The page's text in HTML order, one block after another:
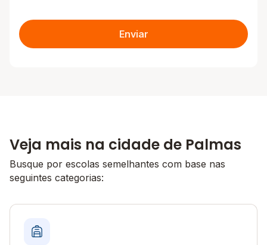
Enviar
Veja mais na cidade de Palmas
Busque por escolas semelhantes com base nas
seguintes categorias: